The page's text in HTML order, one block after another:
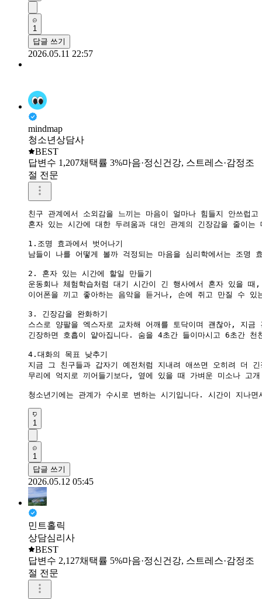
1
답글 쓰기
2026.05.11 22:57
mindmap
청소년상담사
BEST
답변수 1,207채택률 3%마음·정신건강, 스트레스·감정조
절 전문
친구 관계에서 소외감을 느끼는 마음이 얼마나 힘들지 안쓰럽
혼자 있는 시간에 대한 두려움과 대인 관계의 긴장감을 줄이
1.조명 효과에서 벗어나기
남들이 나를 어떻게 볼까 걱정되는 마음을 심리학에서는 조
​2. 혼자 있는 시간에 할일 만들기
운동회나 체험학습처럼 대기 시간이 긴 행사에서 혼자 있을
이어폰을 끼고 좋아하는 음악을 듣거나, 손에 쥐고 만질 수
​3. 긴장감을 완화하기
스스로 양팔을 엑스자로 교차해 어깨를 토닥이며 괜찮아, 지금
긴장하면 호흡이 얕아집니다. 숨을 4초간 들이마시고 6초간
4.대화의 목표 낮추기
지금 그 친구들과 갑자기 예전처럼 지내려 애쓰면 오히려 더
무리에 억지로 끼어들기보다, 옆에 있을 때 가벼운 미소나 고
청소년기에는 관계가 수시로 변하는 시기입니다. 시간이 지나
1
1
답글 쓰기
2026.05.12 05:45
민트홀릭
상담심리사
BEST
답변수 2,127채택률 5%마음·정신건강, 스트레스·감정조
절 전문